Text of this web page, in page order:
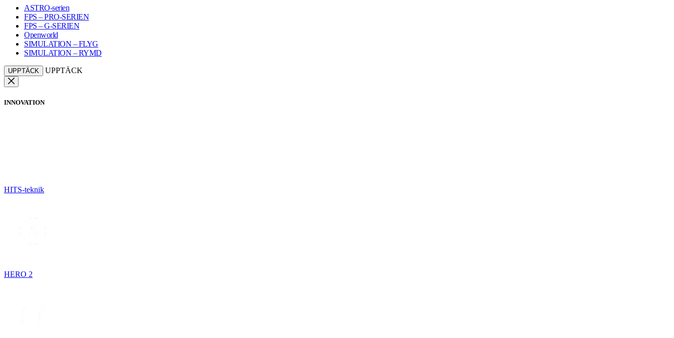
ASTRO-serien
FPS – PRO-SERIEN
FPS – G-SERIEN
Openworld
SIMULATION – FLYG
SIMULATION – RYMD
UPPTÄCK UPPTÄCK
INNOVATION
HITS-teknik
HERO 2